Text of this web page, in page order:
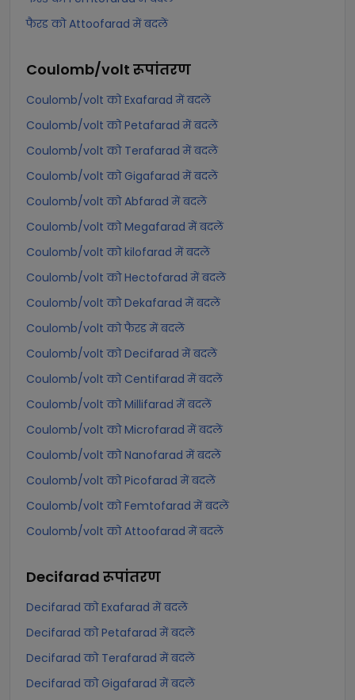
फैरड को Attoofarad में बदलें
Coulomb/volt रूपांतरण
Coulomb/volt को Exafarad में बदलें
Coulomb/volt को Petafarad में बदलें
Coulomb/volt को Terafarad में बदलें
Coulomb/volt को Gigafarad में बदलें
Coulomb/volt को Abfarad में बदलें
Coulomb/volt को Megafarad में बदलें
Coulomb/volt को kilofarad में बदलें
Coulomb/volt को Hectofarad में बदलें
Coulomb/volt को Dekafarad में बदलें
Coulomb/volt को फैरड में बदलें
Coulomb/volt को Decifarad में बदलें
Coulomb/volt को Centifarad में बदलें
Coulomb/volt को Millifarad में बदलें
Coulomb/volt को Microfarad में बदलें
Coulomb/volt को Nanofarad में बदलें
Coulomb/volt को Picofarad में बदलें
Coulomb/volt को Femtofarad में बदलें
Coulomb/volt को Attoofarad में बदलें
Decifarad रूपांतरण
Decifarad को Exafarad में बदलें
Decifarad को Petafarad में बदलें
Decifarad को Terafarad में बदलें
Decifarad को Gigafarad में बदलें